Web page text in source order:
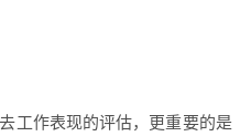
工作表现的评估，更重要的是